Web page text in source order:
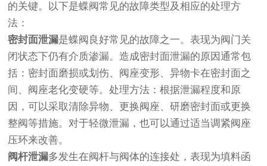
的关键。以下是蝶阀常见的故障类型及相应的处理方
法：
密封面泄漏是蝶阀良好常见的故障之一。表现为阀门关
闭状态下仍有介质渗漏。造成密封面泄漏的原因通常包
括：密封面磨损或划伤、阀座变形、异物卡在密封面之
间、阀座老化变硬等。处理方法：根据泄漏程度和原
因，可以采取清除异物、更换阀座、研磨密封面或更换
整阀等措施。对于轻微泄漏，也可以通过适当调紧阀座
压环来改善。
阀杆泄漏多发生在阀杆与阀体的连接处，表现为填料函